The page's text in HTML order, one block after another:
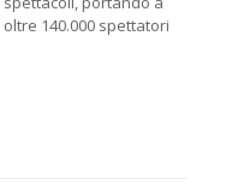
140.000 spettatori